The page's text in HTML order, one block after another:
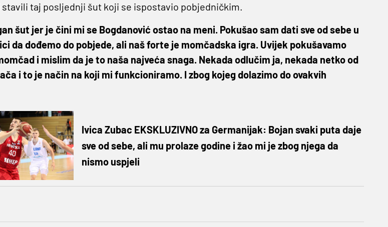
stavili taj posljednji šut koji se ispostavio pobjedničkim.
šut jer je čini mi se Bogdanović ostao na meni. Pokušao sam dati sve od sebe u
da dođemo do pobjede, ali naš forte je momčadska igra. Uvijek pokušavamo
i mislim da je to naša najveća snaga. Nekada odlučim ja, nekada netko od
i to je način na koji mi funkcioniramo. I zbog kojeg dolazimo do ovakvih
Ivica Zubac EKSKLUZIVNO za Germanijak: Bojan svaki puta daje
sve od sebe, ali mu prolaze godine i žao mi je zbog njega da
nismo uspjeli